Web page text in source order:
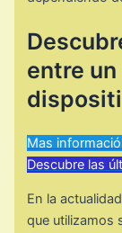
entre
Mas
Descubre las
En la
que utilizamos